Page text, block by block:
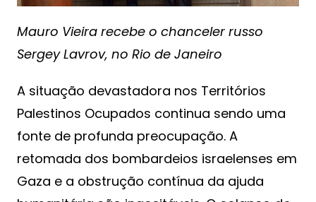
Mauro Vieira recebe o chanceler russo
Sergey Lavrov, no Rio de Janeiro
A situação devastadora nos Territórios
Palestinos Ocupados continua sendo uma
fonte de profunda preocupação. A
retomada dos bombardeios israelenses em
Gaza e a obstrução contínua da ajuda